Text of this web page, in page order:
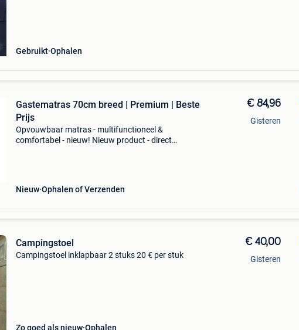
Gebruikt Ophalen
Gastematras 70cm breed | Premium | Beste
Prijs
Opvouwbaar matras - multifunctioneel &
comfortabel - nieuw! Nieuw product - direct
Nieuw Ophalen of Verzenden
€ 84,96
Gisteren
Campingstoel
Campingstoel inklapbaar 2 stuks 20 € per stuk
Zo goed als nieuw Ophalen
€ 40,00
Gisteren